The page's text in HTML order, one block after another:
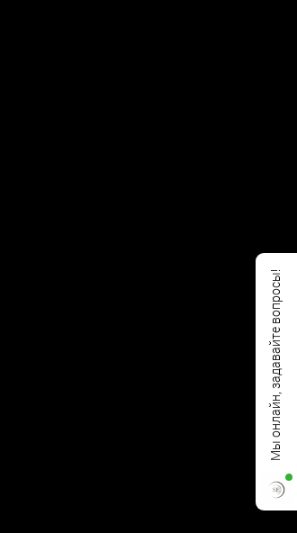
Мы онлайн, задавайте вопросы!